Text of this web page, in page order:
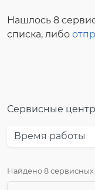
Нашлось 8
списка, либо
Сервисные
Время работы
Найдено 8 сервисных